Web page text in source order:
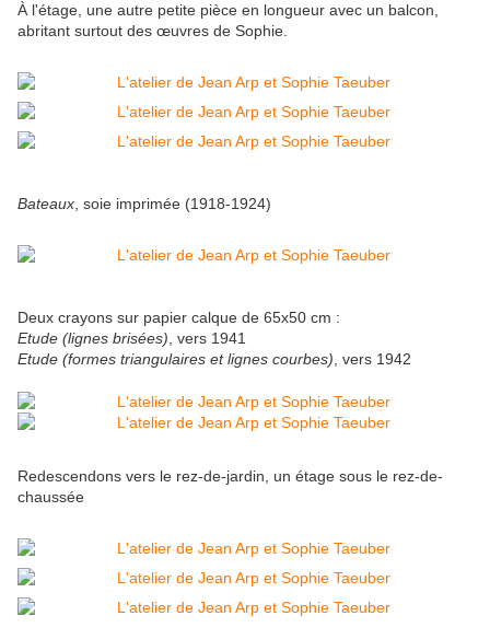
À l'étage, une autre petite pièce en longueur avec un balcon,
abritant surtout des œuvres de Sophie.
Bateaux , soie imprimée (1918-1924)
Deux crayons sur papier calque de 65x50 cm :
Etude (lignes brisées) , vers 1941
Etude (formes triangulaires et lignes courbes) , vers 1942
Redescendons vers le rez-de-jardin, un étage sous le rez-de-
chaussée